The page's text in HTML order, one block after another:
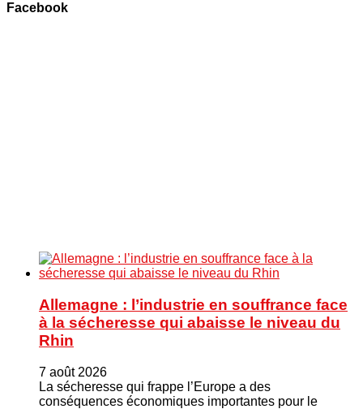
Facebook
Allemagne : l’industrie en souffrance face
à la sécheresse qui abaisse le niveau du
Rhin
7 août 2026
La sécheresse qui frappe l’Europe a des
conséquences économiques importantes pour le